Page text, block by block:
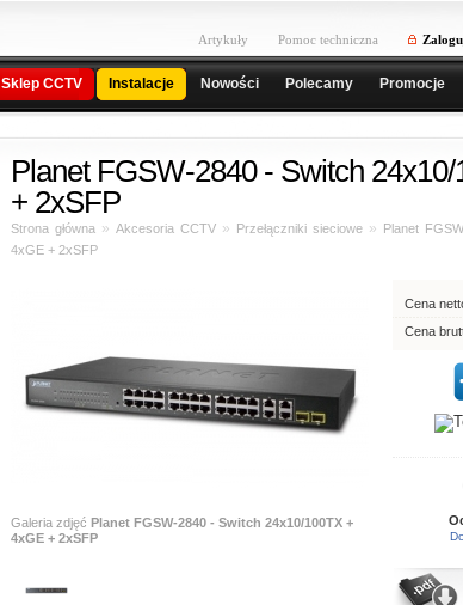
Artykuły Pomoc techniczna
Sklep CCTV Instalacje Nowości Polecamy Promocje
Planet FGSW-2840 - Switch
+ 2xSFP
Strona główna » Akcesoria CCTV » Przełączniki sieciowe » Planet
4xGE + 2xSFP
Cena
Cena
Galeria zdjęć Planet FGSW-2840 - Switch 24x10/100TX +
4xGE + 2xSFP